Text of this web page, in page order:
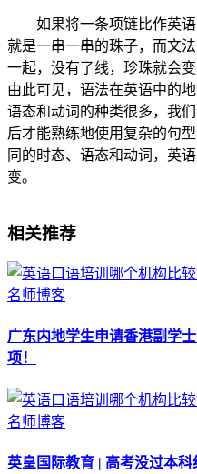
如果将一条项链比作英
就是一串一串的珠子，而文
一起，没有了线，珍珠就会
由此可见，语法在英语中的
语态和动词的种类很多，我
后才能熟练地使用复杂的句
同的时态、语态和动词，英
变。
相关推荐
名师博客
广东内地学生申请香港副学
项！
名师博客
英皇国际教育 | 高考没过本